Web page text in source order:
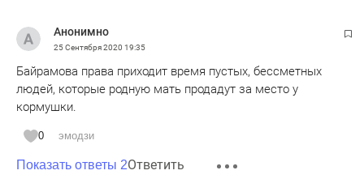
Анонимно
25 Сентября 2020 19:35
Байрамова права приходит время пустых, бессметных
людей, которые родную мать продадут за место у
кормушки.
0 эмодзи
Показать ответы 2Ответить